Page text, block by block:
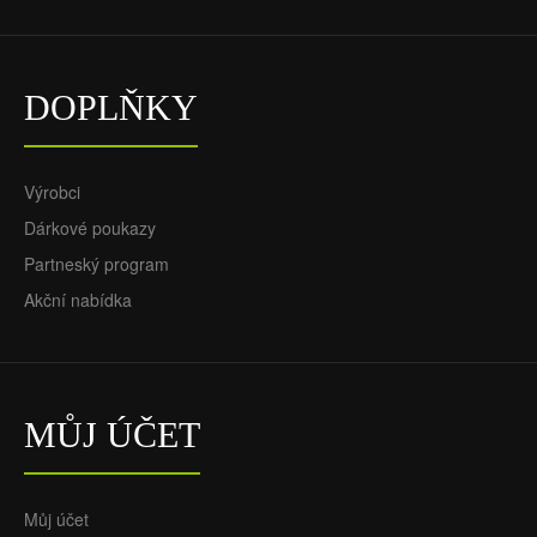
DOPLŇKY
Výrobci
Dárkové poukazy
Partneský program
Akční nabídka
MŮJ ÚČET
Můj účet